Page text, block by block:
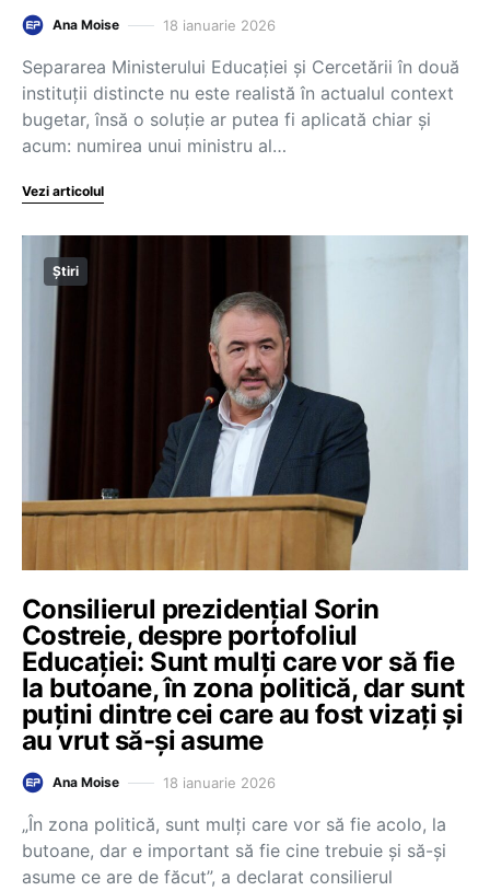
Ana Moise 18 ianuarie 2026
Separarea Ministerului Educației și Cercetării în două
instituții distincte nu este realistă în actualul context
bugetar, însă o soluție ar putea fi aplicată chiar și
acum: numirea unui ministru al…
Vezi articolul
Știri
Consilierul prezidențial Sorin
Costreie, despre portofoliul
Educației: Sunt mulți care vor să fie
la butoane, în zona politică, dar sunt
puțini dintre cei care au fost vizați și
au vrut să-și asume
Ana Moise 18 ianuarie 2026
„În zona politică, sunt mulți care vor să fie acolo, la
butoane, dar e important să fie cine trebuie și să-și
asume ce are de făcut”, a declarat consilierul